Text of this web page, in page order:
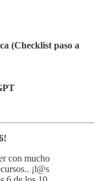
(Checklist paso a
con mucho
¡l@s